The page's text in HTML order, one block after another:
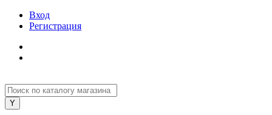
Вход
Регистрация